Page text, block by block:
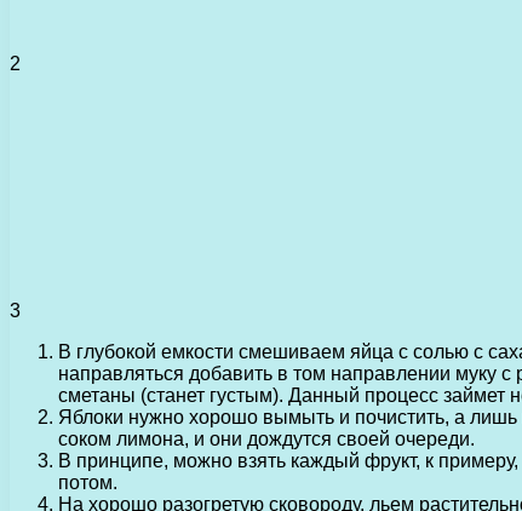
2
3
В глубокой емкости смешиваем яйца с солью с
направляться добавить в том направлении муку
сметаны (станет густым). Данный процесс займет
Яблоки нужно хорошо вымыть и почистить, а лишь
соком лимона, и они дождутся своей очереди.
В принципе, можно взять каждый фрукт, к
потом.
На хорошо разогретую сковороду, льем